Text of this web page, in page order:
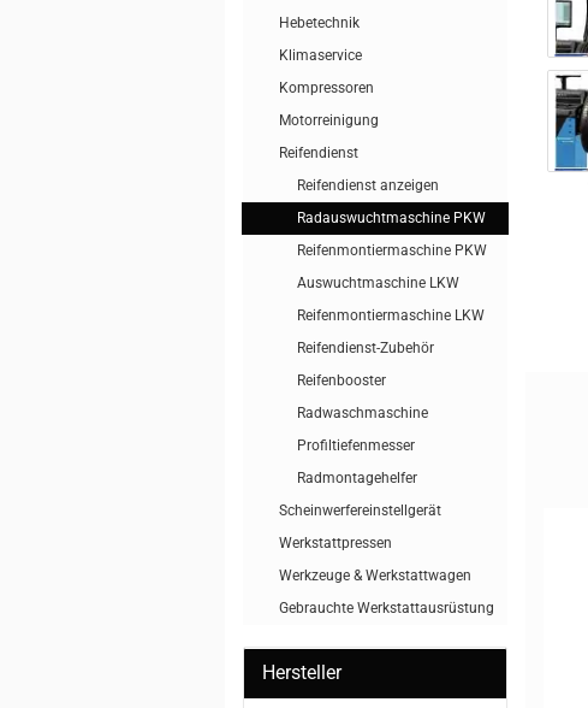
Hebetechnik
Klimaservice
Kompressoren
Motorreinigung
Reifendienst
Reifendienst anzeigen
Radauswuchtmaschine PKW
Reifenmontiermaschine PKW
Auswuchtmaschine LKW
Reifenmontiermaschine LKW
Reifendienst-Zubehör
Reifenbooster
Radwaschmaschine
Profiltiefenmesser
Radmontagehelfer
Scheinwerfereinstellgerät
Werkstattpressen
Werkzeuge & Werkstattwagen
Gebrauchte Werkstattausrüstung
Hersteller